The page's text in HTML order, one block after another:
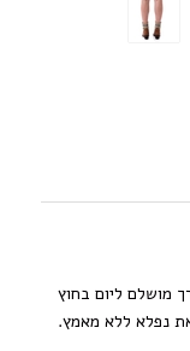
מושלם ליום בחוץ
נפלא ללא מאמץ.